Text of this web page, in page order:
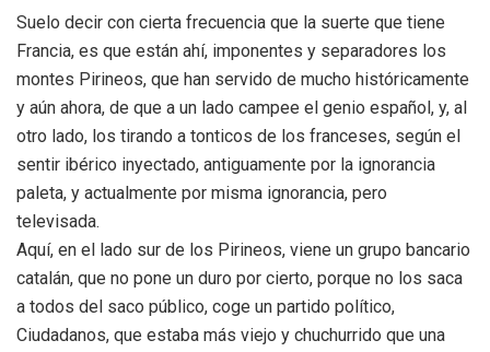
Suelo decir con cierta frecuencia que la suerte que tiene
Francia, es que están ahí, imponentes y separadores los
montes Pirineos, que han servido de mucho históricamente
y aún ahora, de que a un lado campee el genio español, y, al
otro lado, los tirando a tonticos de los franceses, según el
sentir ibérico inyectado, antiguamente por la ignorancia
paleta, y actualmente por misma ignorancia, pero
televisada.
Aquí, en el lado sur de los Pirineos, viene un grupo bancario
catalán, que no pone un duro por cierto, porque no los saca
a todos del saco público, coge un partido político,
Ciudadanos, que estaba más viejo y chuchurrido que una